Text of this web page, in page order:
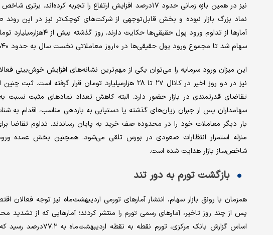
نیز در همین بازه زمانی حدود ۱۷درصد افزایش ارتفاع را تجربه
نماد بزرگ بازار نبوده و بخش قابل‌توجهی از شرکت‌های کوچک‌تر نیز در این
آمارها از تداوم ورود پول
سهام شد تا مجموع ورود پول حقیقی‌ها در ۱۰روز معاملاتی نخست سال به حدود ۴۰هزار‌میلیارد تومان برسد.
این میزان ورود سرمایه را می‌توان یکی از مهم‌ترین نشانه‌های افزایش خوش‌بینی
نیز در دو روز اخیر در کانال ۲۷ تا ۲۸ هزار‌میلیارد تومان
تقاضای قدرتمندی در بازار حضور دارد. البته کاهش تعداد نمادهای مثبت نسبت
سهامداران پس از جبران زیان‌های گذشته یا دستیابی به بازدهی مناسب، اقدام به
بار دیگر معاملات خود را در محدوده صف خرید به پایان رساندند. تداوم تقاضا برای
منزله استمرار انتظارات صعودی در بورس تلقی می‌شود. همچنین بخش عمده
شاخص‌ساز بازار هدایت شده است.
بازگشت تورم به دور تند
همزمان با رونق بازار سهام، انتشار آمارهای تورمی اردیبهشت‌ماه نیز توجه فعالان
پس از چند روز تاخیر، آمارهای رسمی تورم را منتشر کردند؛ آمارهایی که از